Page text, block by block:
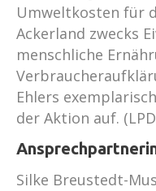
Umweltkosten für
Ackerland zwecks
menschliche
Ehlers
der Aktion auf.
Silke Breustedt-